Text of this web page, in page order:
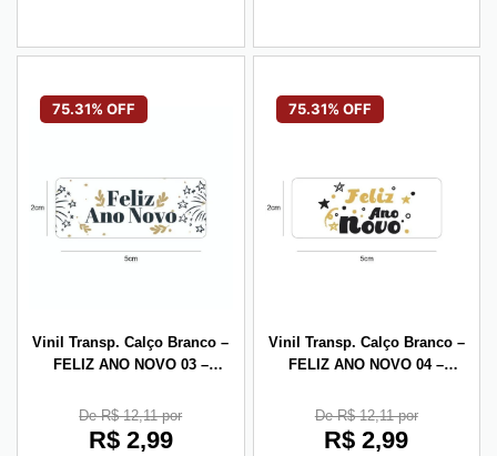
75.31% OFF
Vinil Transp. Calço Branco –
FELIZ ANO NOVO 03 –
De R$ 12,11 por
R$2,99
75.31% OFF
Vinil Transp. Calço Branco –
FELIZ ANO NOVO 04 –
De R$ 12,11 por
R$ 2,99